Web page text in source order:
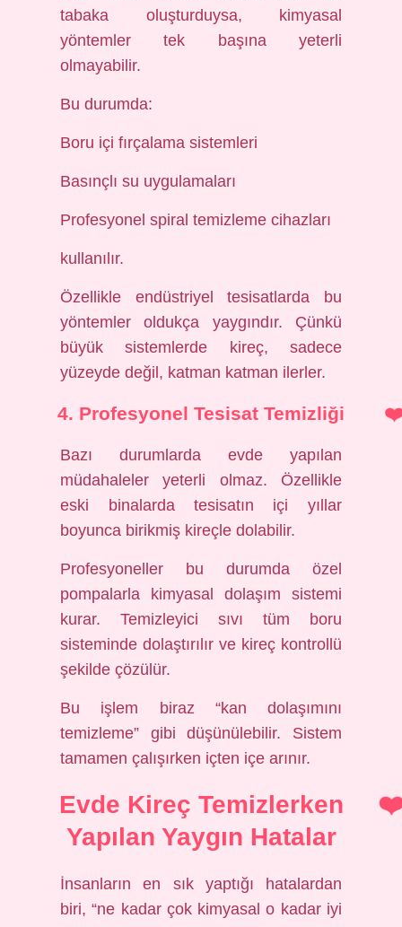
tabaka oluşturduysa, kimyasal
yöntemler tek başına yeterli
olmayabilir.
Bu durumda:
Boru içi fırçalama sistemleri
Basınçlı su uygulamaları
Profesyonel spiral temizleme cihazları
kullanılır.
Özellikle endüstriyel tesisatlarda bu
yöntemler oldukça yaygındır. Çünkü
büyük sistemlerde kireç, sadece
yüzeyde değil, katman katman ilerler.
4. Profesyonel Tesisat Temizliği
Bazı durumlarda evde yapılan
müdahaleler yeterli olmaz. Özellikle
eski binalarda tesisatın içi yıllar
boyunca birikmiş kireçle dolabilir.
Profesyoneller bu durumda özel
pompalarla kimyasal dolaşım sistemi
kurar. Temizleyici sıvı tüm boru
sisteminde dolaştırılır ve kireç kontrollü
şekilde çözülür.
Bu işlem biraz “kan dolaşımını
temizleme” gibi düşünülebilir. Sistem
tamamen çalışırken içten içe arınır.
Evde Kireç Temizlerken
Yapılan Yaygın Hatalar
İnsanların en sık yaptığı hatalardan
biri, “ne kadar çok kimyasal o kadar iyi